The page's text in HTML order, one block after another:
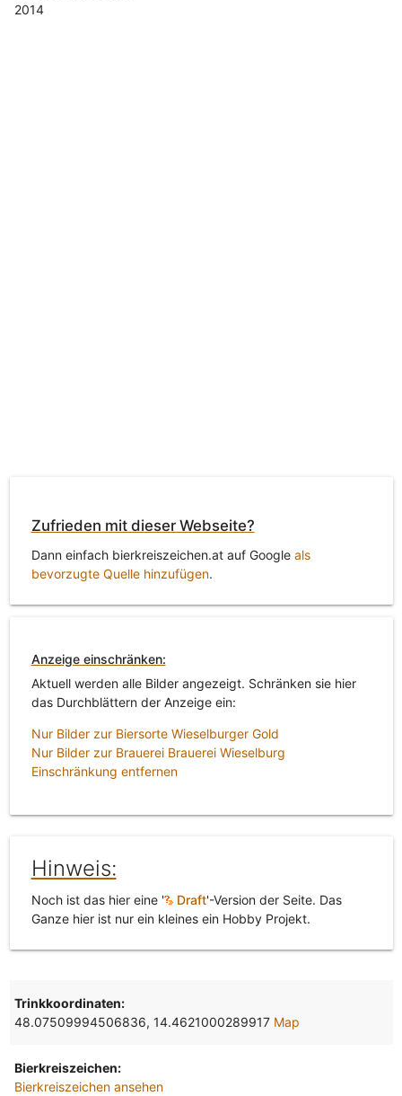
2014
Zufrieden mit dieser Webseite?
Dann einfach bierkreiszeichen.at auf Google als
bevorzugte Quelle hinzufügen.
Anzeige einschränken:
Aktuell werden alle Bilder angezeigt. Schränken sie hier
das Durchblättern der Anzeige ein:
Nur Bilder zur Biersorte Wieselburger Gold
Nur Bilder zur Brauerei Brauerei Wieselburg
Einschränkung entfernen
Hinweis:
Noch ist das hier eine ' Draft'-Version der Seite. Das
Ganze hier ist nur ein kleines ein Hobby Projekt.
Trinkkoordinaten:
48.07509994506836, 14.4621000289917 Map
Bierkreiszeichen:
Bierkreiszeichen ansehen